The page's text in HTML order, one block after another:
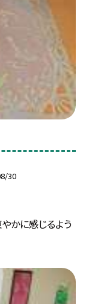
30
かに感じるよう